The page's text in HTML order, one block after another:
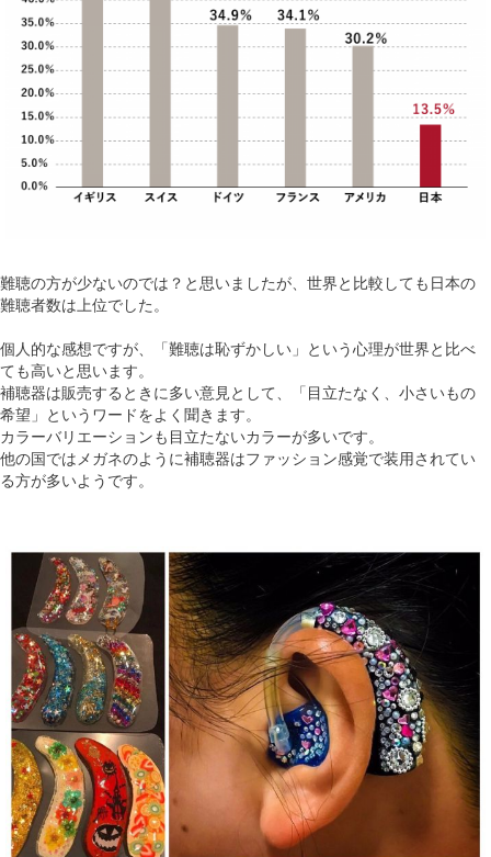
難聴の方が少ないのでは？と思いましたが、世界と比較しても日本の
難聴者数は上位でした。
個人的な感想ですが、「難聴は恥ずかしい」という心理が世界と比べ
ても高いと思います。
補聴器は販売するときに多い意見として、「目立たなく、小さいもの
希望」というワードをよく聞きます。
カラーバリエーションも目立たないカラーが多いです。
他の国ではメガネのように補聴器はファッション感覚で装用されてい
る方が多いようです。